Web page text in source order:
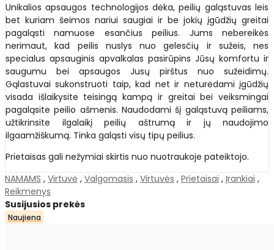
Unikalios apsaugos technologijos dėka, peilių galąstuvas leis
bet kuriam šeimos nariui saugiai ir be jokių įgūdžių greitai
pagaląsti namuose esančius peilius. Jums nebereikės
nerimaut, kad peilis nuslys nuo gelesčių ir sužeis, nes
specialus apsauginis apvalkalas pasirūpins Jūsų komfortu ir
saugumu bei apsaugos Jusų pirštus nuo sužeidimų.
Gąlastuvai sukonstruoti taip, kad net ir neturėdami įgūdžių
visada išlaikysite teisingą kampą ir greitai bei veiksmingai
pagaląsite peilio ašmenis. Naudodami šį galąstuvą peiliams,
užtikrinsite ilgalaikį peilių aštrumą ir jų naudojimo
ilgaamžiškumą. Tinka galąsti visų tipų peilius.
Prietaisas gali nežymiai skirtis nuo nuotraukoje pateiktojo.
NAMAMS , Virtuvė , Valgomasis , Virtuvės , Prietaisai , Įrankiai ,
Reikmenys
Susijusios prekės
Naujiena